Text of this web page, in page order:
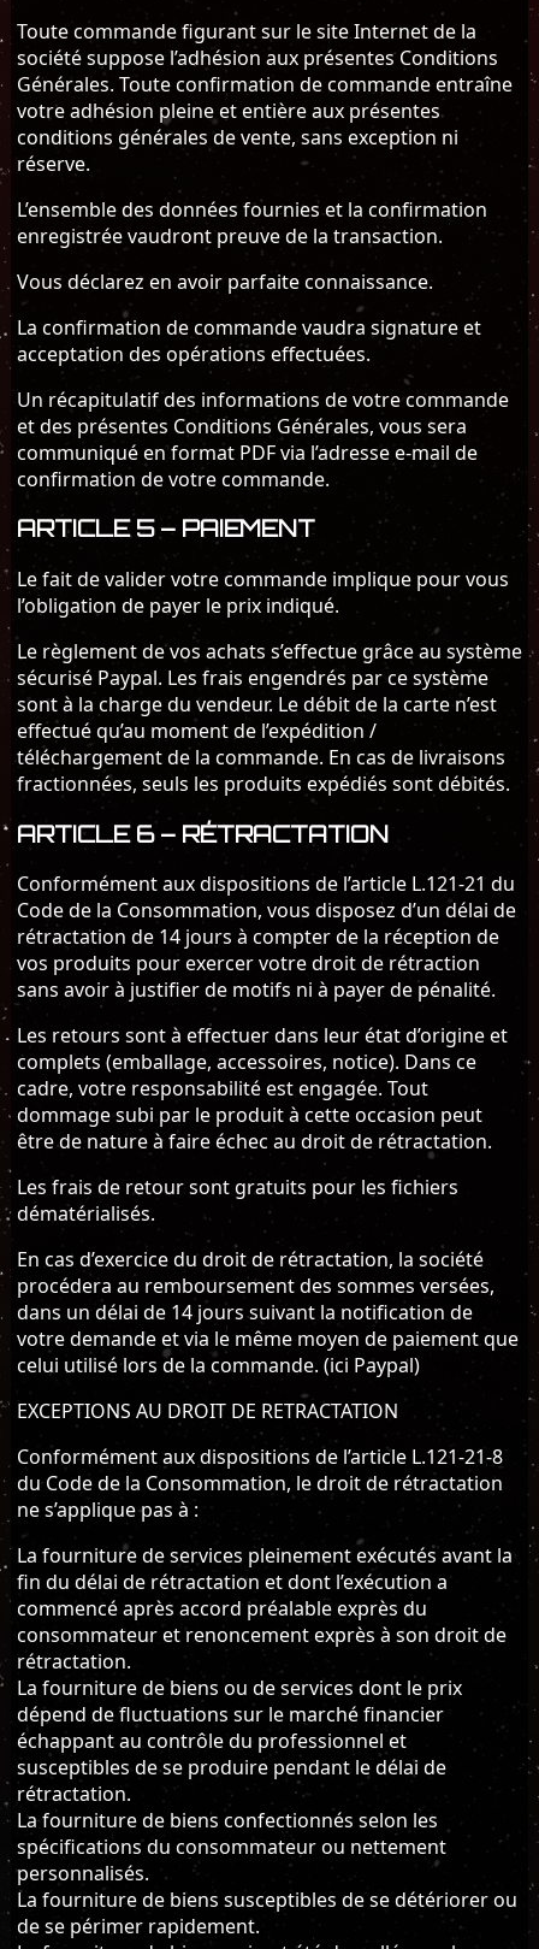
Toute commande figurant sur le site Internet de la
société suppose l’adhésion aux présentes Conditions
Générales. Toute confirmation de commande entraîne
votre adhésion pleine et entière aux présentes
conditions générales de vente, sans exception ni
réserve.
L’ensemble des données fournies et la confirmation
enregistrée vaudront preuve de la transaction.
Vous déclarez en avoir parfaite connaissance.
La confirmation de commande vaudra signature et
acceptation des opérations effectuées.
Un récapitulatif des informations de votre commande
et des présentes Conditions Générales, vous sera
communiqué en format PDF via l’adresse e-mail de
confirmation de votre commande.
ARTICLE 5 – PAIEMENT
Le fait de valider votre commande implique pour vous
l’obligation de payer le prix indiqué.
Le règlement de vos achats s’effectue grâce au système
sécurisé Paypal. Les frais engendrés par ce système
sont à la charge du vendeur. Le débit de la carte n’est
effectué qu’au moment de l’expédition /
téléchargement de la commande. En cas de livraisons
fractionnées, seuls les produits expédiés sont débités.
ARTICLE 6 – RÉTRACTATION
Conformément aux dispositions de l’article L.121-21 du
Code de la Consommation, vous disposez d’un délai de
rétractation de 14 jours à compter de la réception de
vos produits pour exercer votre droit de rétraction
sans avoir à justifier de motifs ni à payer de pénalité.
Les retours sont à effectuer dans leur état d’origine et
complets (emballage, accessoires, notice). Dans ce
cadre, votre responsabilité est engagée. Tout
dommage subi par le produit à cette occasion peut
être de nature à faire échec au droit de rétractation.
Les frais de retour sont gratuits pour les fichiers
dématérialisés.
En cas d’exercice du droit de rétractation, la société
procédera au remboursement des sommes versées,
dans un délai de 14 jours suivant la notification de
votre demande et via le même moyen de paiement que
celui utilisé lors de la commande. (ici Paypal)
EXCEPTIONS AU DROIT DE RETRACTATION
Conformément aux dispositions de l’article L.121-21-8
du Code de la Consommation, le droit de rétractation
ne s’applique pas à :
La fourniture de services pleinement exécutés avant la
fin du délai de rétractation et dont l’exécution a
commencé après accord préalable exprès du
consommateur et renoncement exprès à son droit de
rétractation.
La fourniture de biens ou de services dont le prix
dépend de fluctuations sur le marché financier
échappant au contrôle du professionnel et
susceptibles de se produire pendant le délai de
rétractation.
La fourniture de biens confectionnés selon les
spécifications du consommateur ou nettement
personnalisés.
La fourniture de biens susceptibles de se détériorer ou
de se périmer rapidement.